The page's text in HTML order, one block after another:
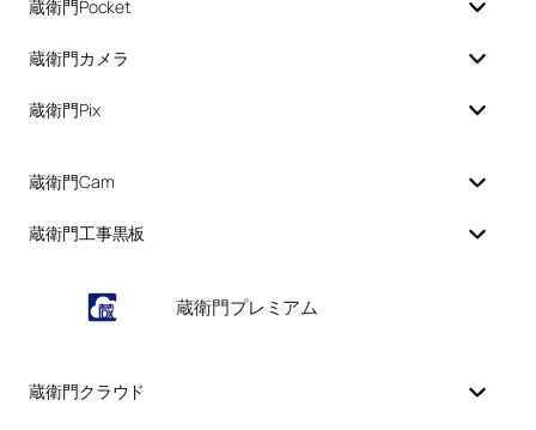
蔵衛門Pocket
蔵衛門カメラ
蔵衛門Pix
蔵衛門Cam
蔵衛門工事黒板
蔵衛門プレミアム
蔵衛門クラウド